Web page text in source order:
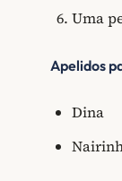
Uma
Apelidos
Dina